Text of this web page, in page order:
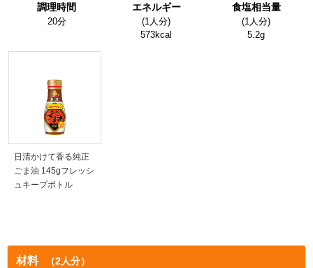
調理時間
20分
エネルギー
(1人分)
573kcal
食塩相当量
(1人分)
5.2g
日清かけて香る純正
ごま油 145gフレッシ
ュキープボトル
材料 （2人分）